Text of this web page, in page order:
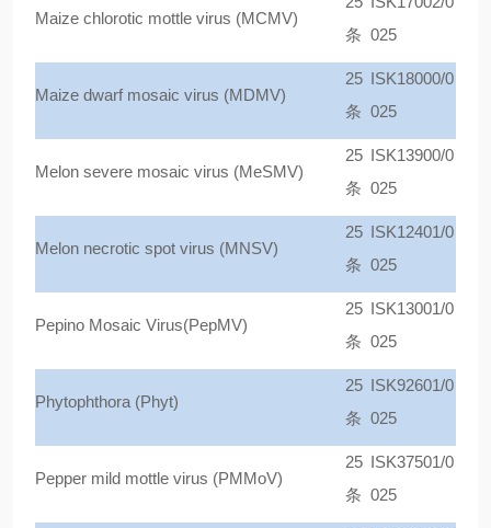
Maize chlorotic mottle virus (MCMV)
条 025
Maize dwarf mosaic virus (MDMV)
25
条
ISK18000/0
025
Melon severe mosaic virus (MeSMV)
25
条
ISK13900/0
025
Melon necrotic spot virus (MNSV)
25
条
ISK12401/0
025
Pepino Mosaic Virus(PepMV)
25
条
ISK13001/0
025
Phytophthora (Phyt)
25
条
ISK92601/0
025
Pepper mild mottle virus (PMMoV)
25
条
ISK37501/0
025